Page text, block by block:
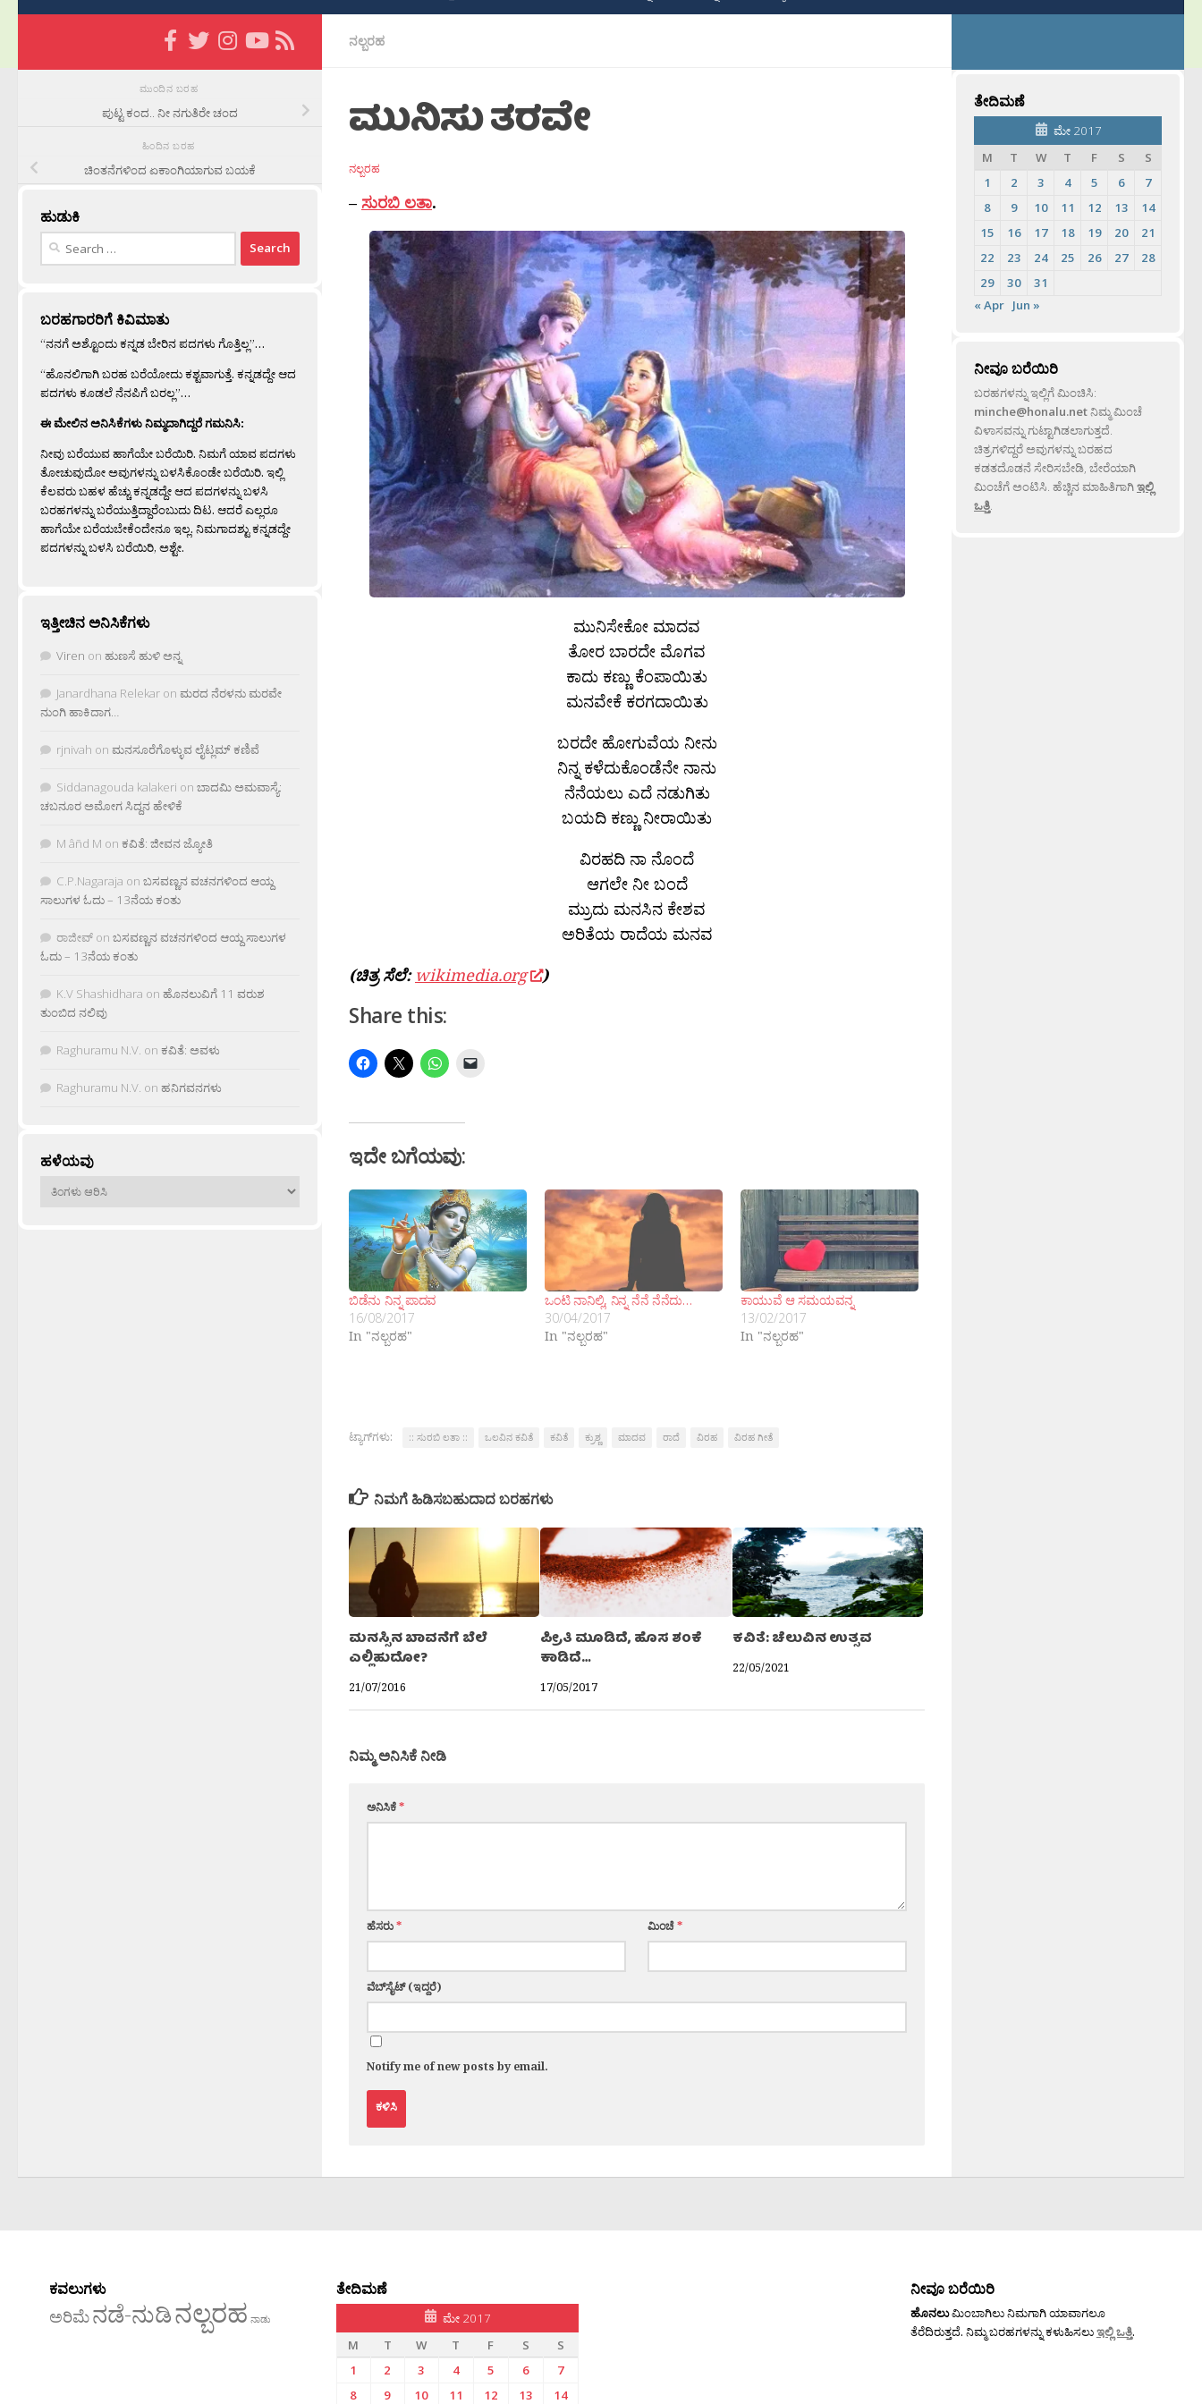
ನಲ್ಬರಹ
ಮುನಿಸು ತರವೇ
ನಲ್ಬರಹ
– ಸುರಬಿ ಲತಾ.
ಮುನಿಸೇಕೋ ಮಾದವ
ತೋರ ಬಾರದೇ ಮೊಗವ
ಕಾದು ಕಣ್ಣು ಕೆಂಪಾಯಿತು
ಮನವೇಕೆ ಕರಗದಾಯಿತು
ಬರದೇ ಹೋಗುವೆಯ ನೀನು
ನಿನ್ನ ಕಳೆದುಕೊಂಡೆನೇ ನಾನು
ನೆನೆಯಲು ಎದೆ ನಡುಗಿತು
ಬಯದಿ ಕಣ್ಣು ನೀರಾಯಿತು
ವಿರಹದಿ ನಾ ನೊಂದೆ
ಆಗಲೇ ನೀ ಬಂದೆ
ಮ್ರುದು ಮನಸಿನ ಕೇಶವ
ಅರಿತೆಯ ರಾದೆಯ ಮನವ
(ಚಿತ್ರ ಸೆಲೆ: wikimedia.org )
Share this:
ಇದೇ ಬಗೆಯವು:
ಬಿಡೆನು ನಿನ್ನ ಪಾದವ
16/08/2017
In "ನಲ್ಬರಹ"
ಒಂಟಿ ನಾನಿಲ್ಲಿ, ನಿನ್ನ ನೆನೆ ನೆನೆದು…
30/04/2017
In "ನಲ್ಬರಹ"
ಕಾಯುವೆ ಆ ಸಮಯವನ್ನ
13/02/2017
In "ನಲ್ಬರಹ"
ಟ್ಯಾಗ್‌ಗಳು: :: ಸುರಬಿ ಲತಾ :: ಒಲವಿನ ಕವಿತೆ ಕವಿತೆ ಕ್ರುಶ್ಣ ಮಾದವ ರಾದೆ ವಿರಹ ವಿರಹ ಗೀತೆ
ನಿಮಗೆ ಹಿಡಿಸಬಹುದಾದ ಬರಹಗಳು
ಮನಸ್ಸಿನ ಬಾವನೆಗೆ ಬೆಲೆ
ಎಲ್ಲಿಹುದೋ?
21/07/2016
ಪ್ರೀತಿ ಮೂಡಿದೆ, ಹೊಸ ಶಂಕೆ
ಕಾಡಿದೆ…
17/05/2017
ಕವಿತೆ: ಚೆಲುವಿನ ಉತ್ಸವ
22/05/2021
ನಿಮ್ಮ ಅನಿಸಿಕೆ ನೀಡಿ
ಅನಿಸಿಕೆ*
ಹೆಸರು* ಮಿಂಚೆ*
ವೆಬ್‌ಸೈಟ್ (ಇದ್ದರೆ)
Notify me of new posts by email.
ಮುಂದಿನ ಬರಹ
ಪುಟ್ಟ ಕಂದ.. ನೀ ನಗುತಿರೇ ಚಂದ
ಹಿಂದಿನ ಬರಹ
ಚಿಂತನೆಗಳಿಂದ ಏಕಾಂಗಿಯಾಗುವ ಬಯಕೆ
ಹುಡುಕಿ
Search
ಬರಹಗಾರರಿಗೆ ಕಿವಿಮಾತು
“ನನಗೆ ಅಶ್ಟೊಂದು ಕನ್ನಡ ಬೇರಿನ ಪದಗಳು ಗೊತ್ತಿಲ್ಲ”…
“ಹೊನಲಿಗಾಗಿ ಬರಹ ಬರೆಯೋದು ಕಶ್ಟವಾಗುತ್ತೆ. ಕನ್ನಡದ್ದೇ ಆದ
ಪದಗಳು ಕೂಡಲೆ ನೆನಪಿಗೆ ಬರಲ್ಲ”…
ಈ ಮೇಲಿನ ಅನಿಸಿಕೆಗಳು ನಿಮ್ಮದಾಗಿದ್ದರೆ ಗಮನಿಸಿ:
ನೀವು ಬರೆಯುವ ಹಾಗೆಯೇ ಬರೆಯಿರಿ. ನಿಮಗೆ ಯಾವ ಪದಗಳು
ತೋಚುವುದೋ ಅವುಗಳನ್ನು ಬಳಸಿಕೊಂಡೇ ಬರೆಯಿರಿ. ಇಲ್ಲಿ
ಕೆಲವರು ಬಹಳ ಹೆಚ್ಚು ಕನ್ನಡದ್ದೇ ಆದ ಪದಗಳನ್ನು ಬಳಸಿ
ಬರಹಗಳನ್ನು ಬರೆಯುತ್ತಿದ್ದಾರೆಂಬುದು ದಿಟ. ಆದರೆ ಎಲ್ಲರೂ
ಹಾಗೆಯೇ ಬರೆಯಬೇಕೆಂದೇನೂ ಇಲ್ಲ. ನಿಮಗಾದಶ್ಟು ಕನ್ನಡದ್ದೇ
ಪದಗಳನ್ನು ಬಳಸಿ ಬರೆಯಿರಿ, ಅಶ್ಟೇ.
ಇತ್ತೀಚಿನ ಅನಿಸಿಕೆಗಳು
Viren on ಹುಣಸೆ ಹುಳಿ ಅನ್ನ
Janardhana Relekar on ಮರದ ನೆರಳನು ಮರವೇ
ನುಂಗಿ ಹಾಕಿದಾಗ…
rjnivah on ಮನಸೂರೆಗೊಳ್ಳುವ ಲೈಟ್ಲಮ್ ಕಣಿವೆ
Siddanagouda kalakeri on ಬಾದಮಿ ಅಮವಾಸ್ಯೆ:
ಚಬನೂರ ಅಮೋಗ ಸಿದ್ದನ ಹೇಳಿಕೆ
M âñd M on ಕವಿತೆ: ಜೀವನ ಜ್ಯೋತಿ
C.P.Nagaraja on ಬಸವಣ್ಣನ ವಚನಗಳಿಂದ ಆಯ್ದ
ಸಾಲುಗಳ ಓದು – 13ನೆಯ ಕಂತು
ರಾಜೀವ್ on ಬಸವಣ್ಣನ ವಚನಗಳಿಂದ ಆಯ್ದ ಸಾಲುಗಳ
ಓದು – 13ನೆಯ ಕಂತು
K.V Shashidhara on ಹೊನಲುವಿಗೆ 11 ವರುಶ
ತುಂಬಿದ ನಲಿವು
Raghuramu N.V. on ಕವಿತೆ: ಅವಳು
Raghuramu N.V. on ಹನಿಗವನಗಳು
ಹಳೆಯವು
ಹಳೆಯವು
ತೇದಿಮಣೆ
ಮೇ 2017
M
T W T F S
S
1
2 3 4 5 6
7
8
9 10 11 12 13
14
15
16 17 18 19 20
21
22
23 24 25 26 27
28
29
30
31
« Apr Jun »
ನೀವೂ ಬರೆಯಿರಿ
ಬರಹಗಳನ್ನು ಇಲ್ಲಿಗೆ ಮಿಂಚಿಸಿ:
minche@honalu.netನಿಮ್ಮ ಮಿಂಚೆ
ವಿಳಾಸವನ್ನು ಗುಟ್ಟಾಗಿಡಲಾಗುತ್ತದೆ.
ಚಿತ್ರಗಳಿದ್ದರೆ ಅವುಗಳನ್ನು ಬರಹದ
ಕಡತದೊಡನೆ ಸೇರಿಸಬೇಡಿ, ಬೇರೆಯಾಗಿ
ಮಿಂಚೆಗೆ ಅಂಟಿಸಿ. ಹೆಚ್ಚಿನ ಮಾಹಿತಿಗಾಗಿಇಲ್ಲಿ
ಒತ್ತಿ.
ಕವಲುಗಳು
ಅರಿಮೆನಡೆ-ನುಡಿನಲ್ಬರಹ ನಾಡು
ತೇದಿಮಣೆ
ಮೇ 2017
M
T W T F S
S
1
2 3 4 5 6
7
8
9 10 11 12 13 14
ನೀವೂ ಬರೆಯಿರಿ
ಹೊನಲುಮಿಂಬಾಗಿಲು ನಿಮಗಾಗಿ ಯಾವಾಗಲೂ
ತೆರೆದಿರುತ್ತದೆ. ನಿಮ್ಮ ಬರಹಗಳನ್ನು ಕಳುಹಿಸಲುಇಲ್ಲಿ ಒತ್ತಿ.